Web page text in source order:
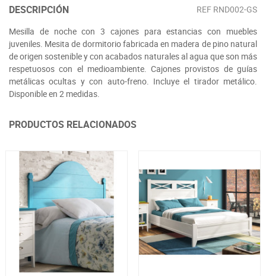
DESCRIPCIÓN REF RND002-GS
Mesilla de noche con 3 cajones para estancias con muebles
juveniles. Mesita de dormitorio fabricada en madera de pino natural
de origen sostenible y con acabados naturales al agua que son más
respetuosos con el medioambiente. Cajones provistos de guías
metálicas ocultas y con auto-freno. Incluye el tirador metálico.
Disponible en 2 medidas.
PRODUCTOS RELACIONADOS